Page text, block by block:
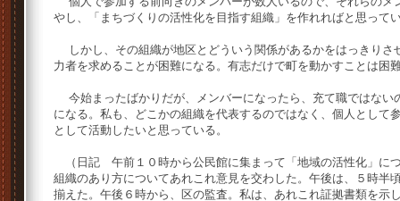
やし、「まちづくりの活性化を目指す組織」を作れればと思って
しかし、その組織が地区とどういう関係があるかをはっきりさ
力者を求めることが困難になる。有志だけで町を動かすことは困
今始まったばかりだが、メンバーになったら、充て職ではない
になる。私も、どこかの組織を代表するのではなく、個人として
として活動したいと思っている。
（日記 午前１０時から公民館に集まって「地域の活性化」に
組織のあり方についてあれこれ意見を交わした。午後は、５時半
揃えた。午後６時から、区の監査。私は、あれこれ証拠書類を示